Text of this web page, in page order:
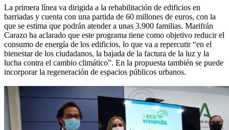
La primera línea va dirigida a la rehabilitación de edificios en
barriadas y cuenta con una partida de 60 millones de euros, con la
que se estima que podrán atender a unas 3.900 familias. Marifrán
Carazo ha aclarado que este programa tiene como objetivo reducir el
consumo de energía de los edificios, lo que va a repercutir “en el
bienestar de los ciudadanos, la bajada de la factura de la luz y la
lucha contra el cambio climático”. En la propuesta también se puede
incorporar la regeneración de espacios públicos urbanos.